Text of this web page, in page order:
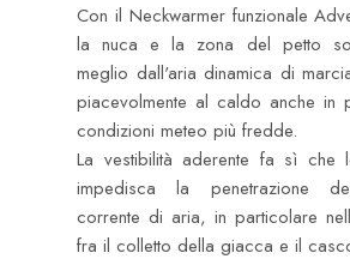
Con il Neckwarmer funzionale
la nuca e la zona del petto
meglio dall'aria dinamica di
piacevolmente al caldo anche in
condizioni meteo più fredde.
La vestibilità aderente fa sì che
impedisca la penetrazione
corrente di aria, in particolare
fra il colletto della giacca e il